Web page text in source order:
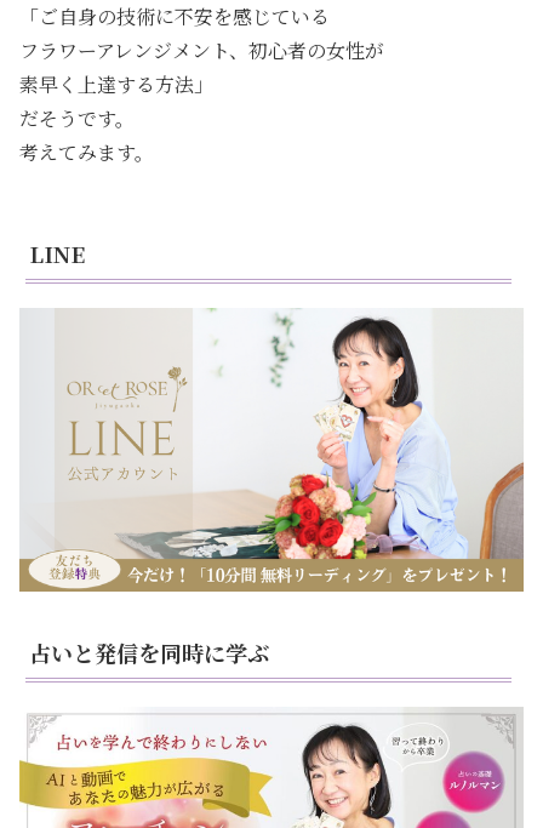
「ご自身の技術に不安を感じている
フラワーアレンジメント、初心者の女性が
素早く上達する方法」
だそうです。
考えてみます。
LINE
占いと発信を同時に学ぶ